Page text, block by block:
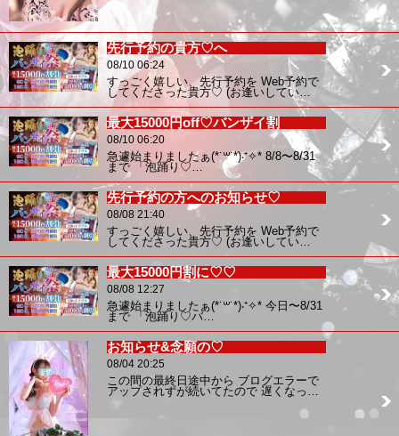
先行予約の貴方♡へ
08/10 06:24
すっごく嬉しい、先行予約を Web予約で
してくださった貴方♡ (お逢いしてい…
最大15000円off♡バンザイ割
08/10 06:20
急遽始まりましたぁ(*˙꒳˙*)‧⁺✧︎* 8/8〜8/31
まで 「泡踊り♡…
先行予約の方へのお知らせ♡
08/08 21:40
すっごく嬉しい、先行予約を Web予約で
してくださった貴方♡ (お逢いしてい…
最大15000円割に♡♡
08/08 12:27
急遽始まりましたぁ(*˙꒳˙*)‧⁺✧︎* 今日〜8/31
まで 「泡踊り♡バ…
お知らせ&念願の♡
08/04 20:25
この間の最終日途中から ブログエラーで
アップされずが続いてたので 遅くなっ…